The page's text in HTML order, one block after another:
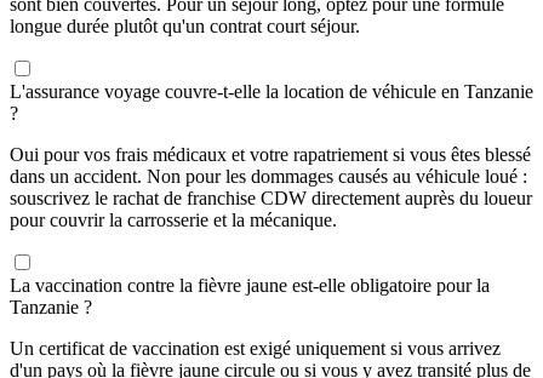
longue durée plutôt qu'un contrat court séjour.
L'assurance voyage couvre-t-elle la location de véhicule en Tanzanie
?
Oui pour vos frais médicaux et votre rapatriement si vous êtes blessé
dans un accident. Non pour les dommages causés au véhicule loué :
souscrivez le rachat de franchise CDW directement auprès du loueur
pour couvrir la carrosserie et la mécanique.
La vaccination contre la fièvre jaune est-elle obligatoire pour la
Tanzanie ?
Un certificat de vaccination est exigé uniquement si vous arrivez
d'un pays où la fièvre jaune circule ou si vous y avez transité plus de